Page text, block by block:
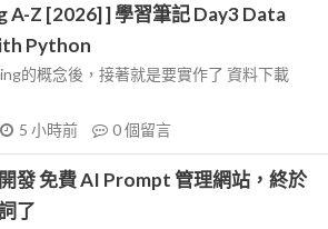
A-Z [2026] ] 學習筆記 Day3 Data
Python
的概念後，接著就是要實作了 資料下載
5 小時前 0個留言
發 免費 AI Prompt 管理網站，終於
了